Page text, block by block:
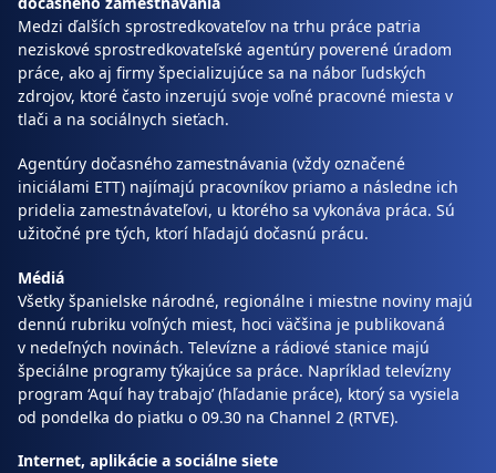
Medzi ďalších sprostredkovateľov na trhu práce patria
neziskové sprostredkovateľské agentúry poverené úradom
práce, ako aj firmy špecializujúce sa na nábor ľudských
zdrojov, ktoré často inzerujú svoje voľné pracovné miesta v
tlači a na sociálnych sieťach.
Agentúry dočasného zamestnávania (vždy označené
iniciálami ETT) najímajú pracovníkov priamo a následne ich
pridelia zamestnávateľovi, u ktorého sa vykonáva práca. Sú
užitočné pre tých, ktorí hľadajú dočasnú prácu.
Médiá
Všetky španielske národné, regionálne i miestne noviny majú
dennú rubriku voľných miest, hoci väčšina je publikovaná
v nedeľných novinách. Televízne a rádiové stanice majú
špeciálne programy týkajúce sa práce. Napríklad televízny
program ‘Aquí hay trabajo’ (hľadanie práce), ktorý sa vysiela
od pondelka do piatku o 09.30 na Channel 2 (RTVE).
Internet, aplikácie a sociálne siete